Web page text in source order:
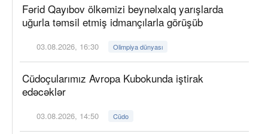
Fərid Qayıbov ölkəmizi beynəlxalq yarışlarda
uğurla təmsil etmiş idmançılarla görüşüb
03.08.2026, 16:30 Olimpiya dünyası
Cüdoçularımız Avropa Kubokunda iştirak
edəcəklər
03.08.2026, 14:50 Cüdo